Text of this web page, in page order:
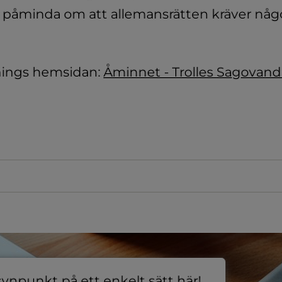
om att allemansrätten kräver
hemsidan: Åminnet - Trolles